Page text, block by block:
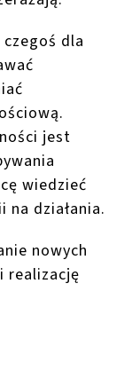
dla
jest
wiedzieć
działania.
nowych
realizację